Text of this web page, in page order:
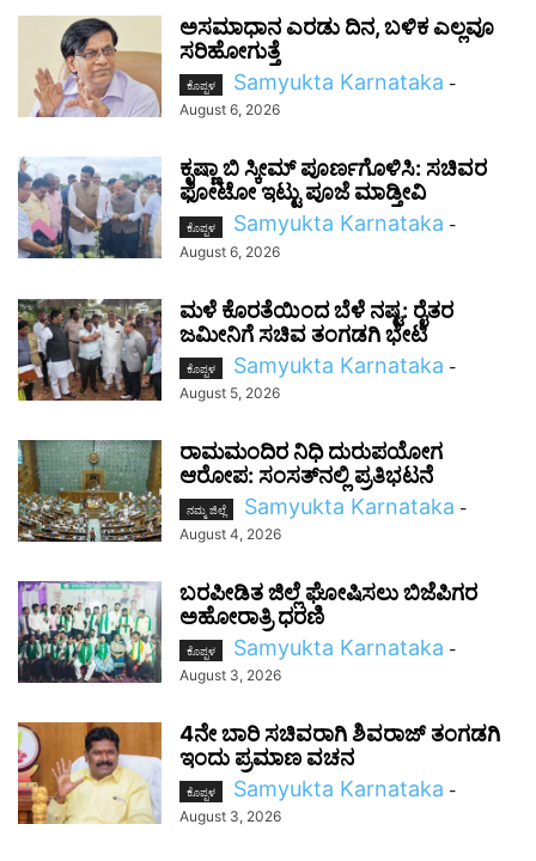
ಅಸಮಾಧಾನ ಎರಡು ದಿನ, ಬಳಿಕ ಎಲ್ಲವೂ
ಸರಿಹೋಗುತ್ತೆ
ಕೊಪ್ಪಳ Samyukta Karnataka -
August 6, 2026
ಕೃಷ್ಣಾ ಬಿ ಸ್ಕೀಮ್ ಪೂರ್ಣಗೊಳಿಸಿ: ಸಚಿವರ
ಫೋಟೋ ಇಟ್ಟು ಪೂಜೆ ಮಾಡ್ತೀವಿ
ಕೊಪ್ಪಳ Samyukta Karnataka -
August 6, 2026
ಮಳೆ ಕೊರತೆಯಿಂದ ಬೆಳೆ ನಷ್ಟ: ರೈತರ
ಜಮೀನಿಗೆ ಸಚಿವ ತಂಗಡಗಿ ಭೇಟಿ
ಕೊಪ್ಪಳ Samyukta Karnataka -
August 5, 2026
ರಾಮಮಂದಿರ ನಿಧಿ ದುರುಪಯೋಗ
ಆರೋಪ: ಸಂಸತ್‌ನಲ್ಲಿ ಪ್ರತಿಭಟನೆ
ನಮ್ಮ ಜಿಲ್ಲೆ Samyukta Karnataka -
August 4, 2026
ಬರಪೀಡಿತ ಜಿಲ್ಲೆ ಘೋಷಿಸಲು ಬಿಜೆಪಿಗರ
ಅಹೋರಾತ್ರಿ ಧರಣಿ
ಕೊಪ್ಪಳ Samyukta Karnataka -
August 3, 2026
4ನೇ ಬಾರಿ ಸಚಿವರಾಗಿ ಶಿವರಾಜ್ ತಂಗಡಗಿ
ಇಂದು ಪ್ರಮಾಣ ವಚನ
ಕೊಪ್ಪಳ Samyukta Karnataka -
August 3, 2026